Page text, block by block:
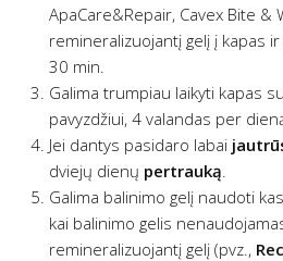
ApaCare&Repair, Cavex Bite &
remineralizuojantį gelį į kapas
30 min.
Galima trumpiau laikyti kapas
pavyzdžiui, 4 valandas per
Jei dantys pasidaro labai
dviejų dienų pertrauką
Galima balinimo gelį naudoti
kai balinimo gelis
remineralizuojantį gelį (pvz.,